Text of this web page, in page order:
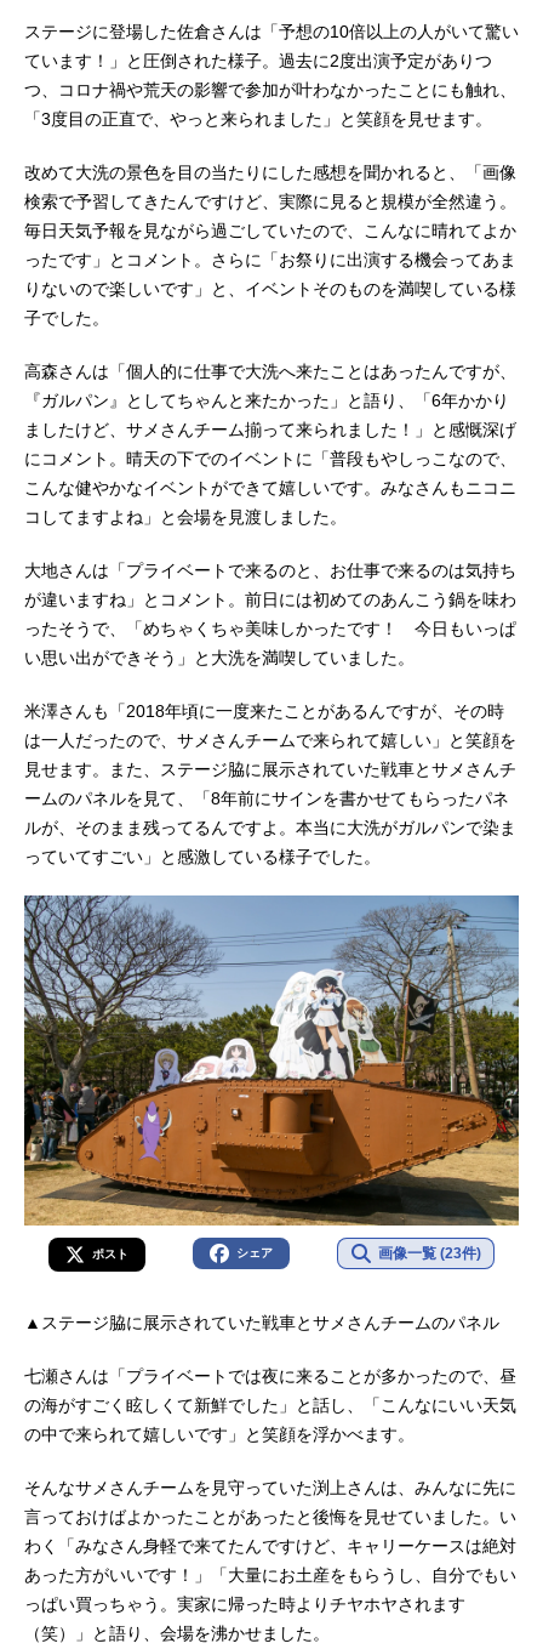
ステージに登場した佐倉さんは「予想の10倍以上の人がいて驚い
ています！」と圧倒された様子。過去に2度出演予定がありつ
つ、コロナ禍や荒天の影響で参加が叶わなかったことにも触れ、
「3度目の正直で、やっと来られました」と笑顔を見せます。
改めて大洗の景色を目の当たりにした感想を聞かれると、「画像
検索で予習してきたんですけど、実際に見ると規模が全然違う。
毎日天気予報を見ながら過ごしていたので、こんなに晴れてよか
ったです」とコメント。さらに「お祭りに出演する機会ってあま
りないので楽しいです」と、イベントそのものを満喫している様
子でした。
高森さんは「個人的に仕事で大洗へ来たことはあったんですが、
『ガルパン』としてちゃんと来たかった」と語り、「6年かかり
ましたけど、サメさんチーム揃って来られました！」と感慨深げ
にコメント。晴天の下でのイベントに「普段もやしっこなので、
こんな健やかなイベントができて嬉しいです。みなさんもニコニ
コしてますよね」と会場を見渡しました。
大地さんは「プライベートで来るのと、お仕事で来るのは気持ち
が違いますね」とコメント。前日には初めてのあんこう鍋を味わ
ったそうで、「めちゃくちゃ美味しかったです！ 今日もいっぱ
い思い出ができそう」と大洗を満喫していました。
米澤さんも「2018年頃に一度来たことがあるんですが、その時
は一人だったので、サメさんチームで来られて嬉しい」と笑顔を
見せます。また、ステージ脇に展示されていた戦車とサメさんチ
ームのパネルを見て、「8年前にサインを書かせてもらったパネ
ルが、そのまま残ってるんですよ。本当に大洗がガルパンで染ま
っていてすごい」と感激している様子でした。
ポスト シェア 画像一覧 (23件)
▲ステージ脇に展示されていた戦車とサメさんチームのパネル
七瀬さんは「プライベートでは夜に来ることが多かったので、昼
の海がすごく眩しくて新鮮でした」と話し、「こんなにいい天気
の中で来られて嬉しいです」と笑顔を浮かべます。
そんなサメさんチームを見守っていた渕上さんは、みんなに先に
言っておけばよかったことがあったと後悔を見せていました。い
わく「みなさん身軽で来てたんですけど、キャリーケースは絶対
あった方がいいです！」「大量にお土産をもらうし、自分でもい
っぱい買っちゃう。実家に帰った時よりチヤホヤされます
（笑）」と語り、会場を沸かせました。